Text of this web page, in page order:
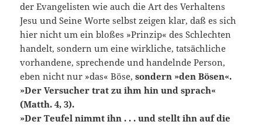
der Evangelisten wie auch die Art des Verhaltens
Jesu und Seine Worte selbst zeigen klar, daß es sich
hier nicht um ein bloßes »Prinzip« des Schlechten
handelt, sondern um eine wirkliche, tatsächliche
vorhandene, spre­chende und handelnde Person,
eben nicht nur »das« Böse,sondern »den Bösen«.
»Der Versucher trat zu ihm hin und sprach«
(Matth. 4, 3).
»Der Teufel nimmt ihn . . . und stellt ihn auf die